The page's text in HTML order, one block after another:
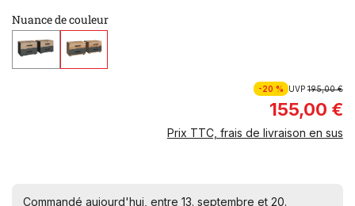
Nuance de couleur
-20 % UVP195,00 €
155,00 €
Prix TTC, frais de livraison en sus
Commandé aujourd'hui, entre 13. septembre et 20.